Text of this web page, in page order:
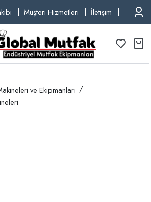
Müşteri Hizmetleri İletişim TEL:
ve Ekipmanları